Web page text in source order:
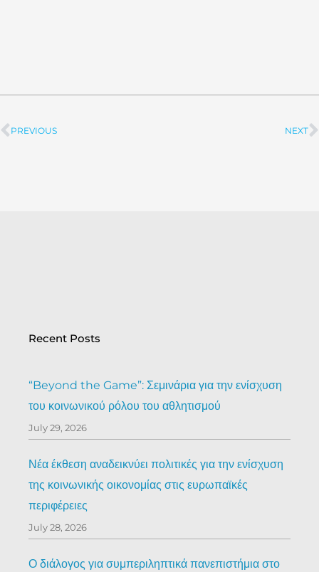
Prev
PREVIOUS NEXT
Recent Posts
“Beyond the Game”: Σεμινάρια για την ενίσχυση
του κοινωνικού ρόλου του αθλητισμού
July 29, 2026
Νέα έκθεση αναδεικνύει πολιτικές για την ενίσχυση
της κοινωνικής οικονομίας στις ευρωπαϊκές
περιφέρειες
July 28, 2026
Ο διάλογος για συμπεριληπτικά πανεπιστήμια στο